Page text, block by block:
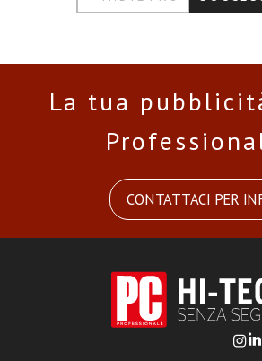
La tua
CONTATTACI PER